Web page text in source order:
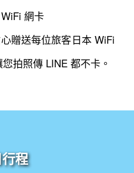
網卡
贈送每位旅客日本 WiFi
拍照傳 LINE 都不卡。
程